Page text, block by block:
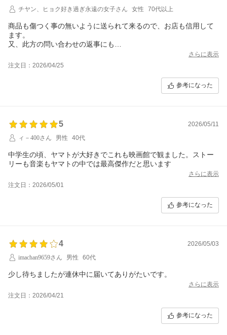
チヤン、ヒョク好き過ぎ永遠の女子さん
女性 70代以上
商品も傷つく事の無いように送られて来るので、お店も信用して
ます。
又、此方の問い合わせの返事にも
さらに表示
注文日：2026/04/25
参考になった
5
2026/05/11
ィ－400さん
男性 40代
中学生の頃、ヤマトが大好きでこれも映画館で観ました。ストー
リーも音楽もヤマトの中では最高傑作だと思います
さらに表示
注文日：2026/05/01
参考になった
4
2026/05/03
imachan9659さん
男性 60代
少し待ちましたが連休中に届いてありがたいです。
さらに表示
注文日：2026/04/21
参考になった